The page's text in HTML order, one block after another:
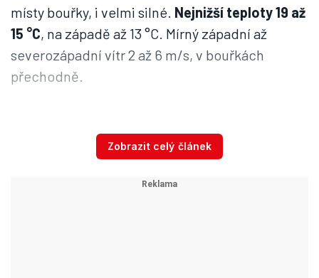
místy bouřky, i velmi silné. Nejnižší teploty 19 až
15 °C, na západě až 13 °C. Mírný západní až
severozápadní vítr 2 až 6 m/s, v bouřkách
přechodně.
vyskytnout nárazy větru kolem 90 km/h, větší
50 mm, které mohou způsobit přívalové
Zobrazit celý článek